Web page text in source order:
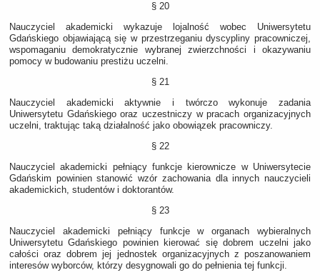
§ 20
Nauczyciel akademicki wykazuje lojalność wobec Uniwersytetu
Gdańskiego objawiającą się w przestrzeganiu dyscypliny pracowniczej,
wspomaganiu demokratycznie wybranej zwierzchności i okazywaniu
pomocy w budowaniu prestiżu uczelni.
§ 21
Nauczyciel akademicki aktywnie i twórczo wykonuje zadania
Uniwersytetu Gdańskiego oraz uczestniczy w pracach organizacyjnych
uczelni, traktując taką działalność jako obowiązek pracowniczy.
§ 22
Nauczyciel akademicki pełniący funkcje kierownicze w Uniwersytecie
Gdańskim powinien stanowić wzór zachowania dla innych nauczycieli
akademickich, studentów i doktorantów.
§ 23
Nauczyciel akademicki pełniący funkcje w organach wybieralnych
Uniwersytetu Gdańskiego powinien kierować się dobrem uczelni jako
całości oraz dobrem jej jednostek organizacyjnych z poszanowaniem
interesów wyborców, którzy desygnowali go do pełnienia tej funkcji.